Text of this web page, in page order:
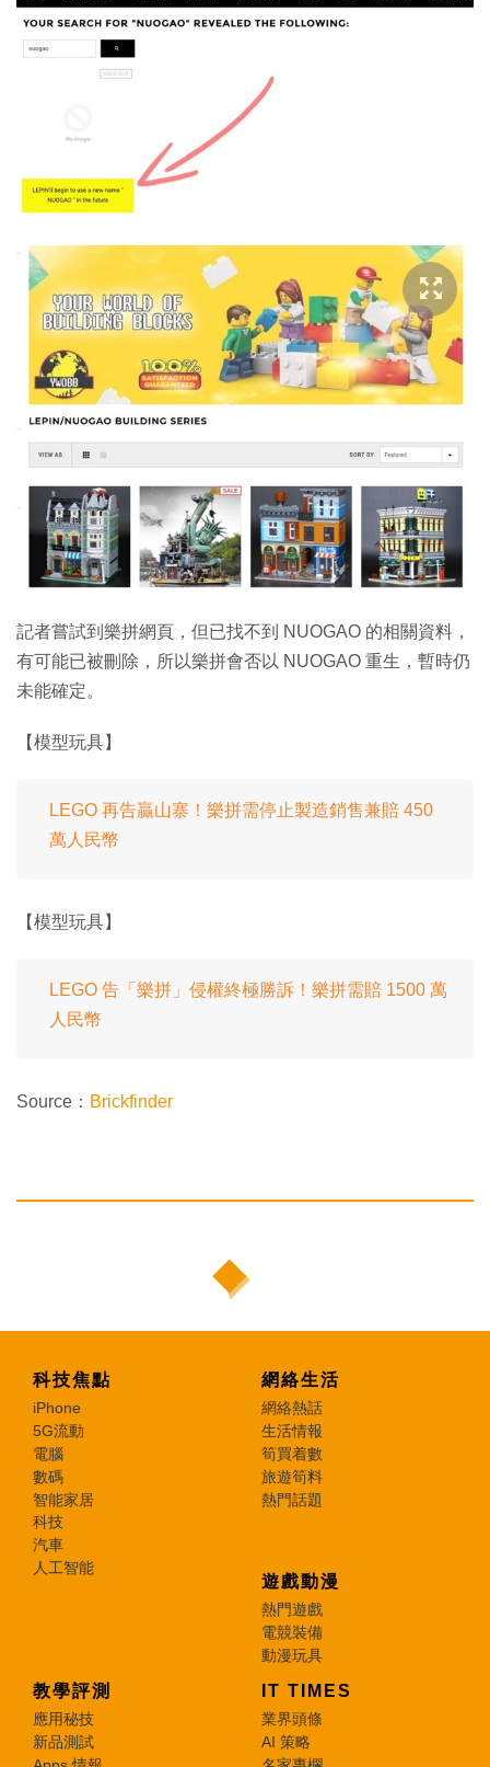
記者嘗試到樂拼網頁，但已找不到 NUOGAO 的相關資料，
有可能已被刪除，所以樂拼會否以 NUOGAO 重生，暫時仍
未能確定。
【模型玩具】
LEGO 再告贏山寨！樂拼需停止製造銷售兼賠 450
萬人民幣
【模型玩具】
LEGO 告「樂拼」侵權終極勝訴！樂拼需賠 1500 萬
人民幣
Source： Brickfinder
科技焦點
iPhone
5G流動
電腦
數碼
智能家居
科技
汽車
人工智能
網絡生活
網絡熱話
生活情報
筍買着數
旅遊筍料
熱門話題
遊戲動漫
熱門遊戲
電競裝備
動漫玩具
教學評測
應用秘技
新品測試
IT TIMES
業界頭條
AI 策略